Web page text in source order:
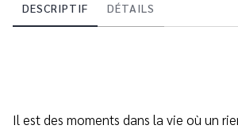
DESCRIPTIF DÉTAILS
Il est des moments dans la vie où un